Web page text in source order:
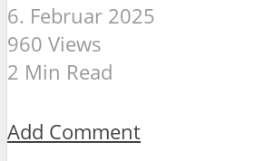
6. Februar 2025
960 Views
2 Min Read
Add Comment